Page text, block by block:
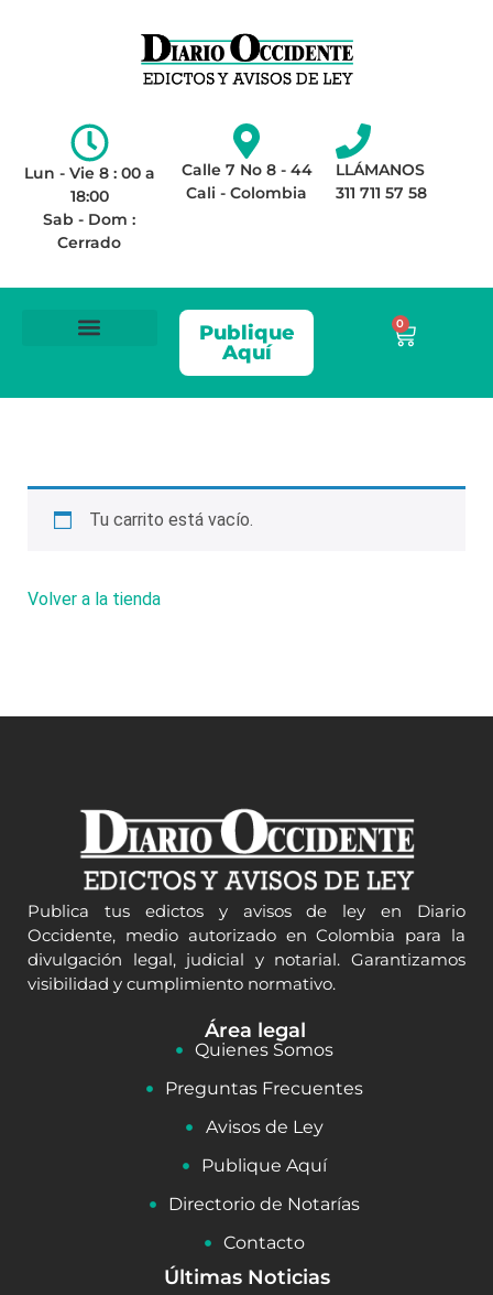
Lun - Vie 8 : 00 a
18:00
Sab - Dom :
Cerrado
Calle 7 No 8 - 44
Cali - Colombia
LLÁMANOS
311 711 57 58
Publique
Aquí
0
Tu carrito está vacío.
Volver a la tienda
Publica tus edictos y avisos de ley en Diario
Occidente, medio autorizado en Colombia para la
divulgación legal, judicial y notarial. Garantizamos
visibilidad y cumplimiento normativo.
Área legal
Quienes Somos
Preguntas Frecuentes
Avisos de Ley
Publique Aquí
Directorio de Notarías
Contacto
Últimas Noticias